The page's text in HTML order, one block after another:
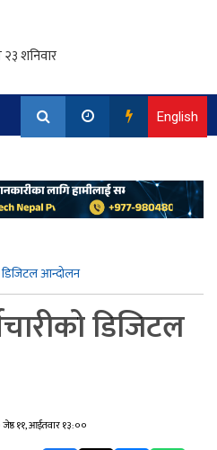
English
डिजिटल आन्दोलन
डिजिटल
११, आईतवार १३:००